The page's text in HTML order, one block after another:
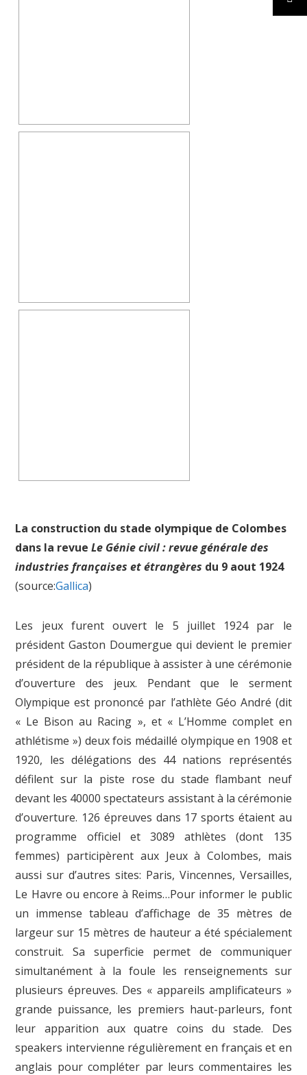
La construction du stade olympique de Colombes
dans la revueLe Génie civil : revue générale des
industries françaises et étrangères du 9 aout 1924
(source:Gallica)
Les jeux furent ouvert le 5 juillet 1924 par le
président Gaston Doumergue qui devient le premier
président de la république à assister à une cérémonie
d’ouverture des jeux. Pendant que le serment
Olympique est prononcé par l’athlète Géo André (dit
« Le Bison au Racing », et « L’Homme complet en
athlétisme ») deux fois médaillé olympique en 1908 et
1920, les délégations des 44 nations représentés
défilent sur la piste rose du stade flambant neuf
devant les 40000 spectateurs assistant à la cérémonie
d’ouverture. 126 épreuves dans 17 sports étaient au
programme officiel et 3089 athlètes (dont 135
femmes) participèrent aux Jeux à Colombes, mais
aussi sur d’autres sites: Paris, Vincennes, Versailles,
Le Havre ou encore à Reims…Pour informer le public
un immense tableau d’affichage de 35 mètres de
largeur sur 15 mètres de hauteur a été spécialement
construit. Sa superficie permet de communiquer
simultanément à la foule les renseignements sur
plusieurs épreuves. Des « appareils amplificateurs »
grande puissance, les premiers haut-parleurs, font
leur apparition aux quatre coins du stade. Des
speakers intervienne régulièrement en français et en
anglais pour compléter par leurs commentaires les